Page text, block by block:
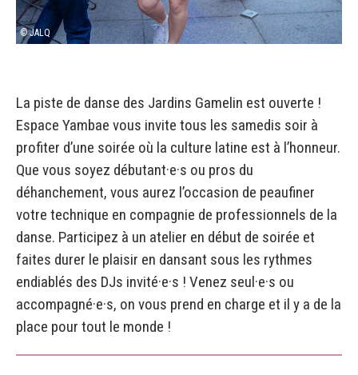
© JALQ
La piste de danse des Jardins Gamelin est ouverte !
Espace Yambae vous invite tous les samedis soir à
profiter d’une soirée où la culture latine est à l’honneur.
Que vous soyez débutant·e·s ou pros du
déhanchement, vous aurez l’occasion de peaufiner
votre technique en compagnie de professionnels de la
danse. Participez à un atelier en début de soirée et
faites durer le plaisir en dansant sous les rythmes
endiablés des DJs invité·e·s ! Venez seul·e·s ou
accompagné·e·s, on vous prend en charge et il y a de la
place pour tout le monde !
M'abonner à l'infolettre des
Jardins Gamelin
Votre courriel